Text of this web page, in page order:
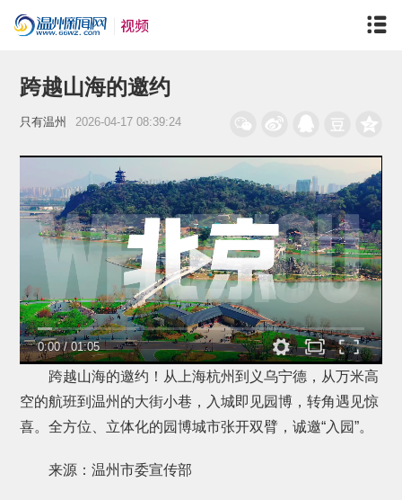
跨越山海的邀约
只有温州 2026-04-17 08:39:24
0:00/01:05
跨越山海的邀约！从上海杭州到义乌宁德，从万米高
空的航班到温州的大街小巷，入城即见园博，转角遇见惊
喜。全方位、立体化的园博城市张开双臂，诚邀“入园”。
来源：温州市委宣传部